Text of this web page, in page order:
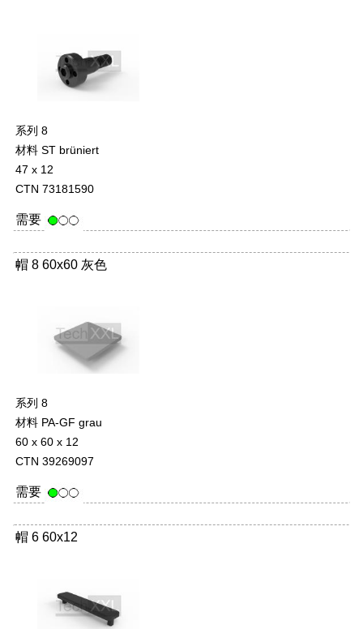
系列 8
材料 ST brüniert
47 x 12
CTN 73181590
需要
帽 8 60x60 灰色
-
系列 8
材料 PA-GF grau
60 x 60 x 12
CTN 39269097
需要
帽 6 60x12
-